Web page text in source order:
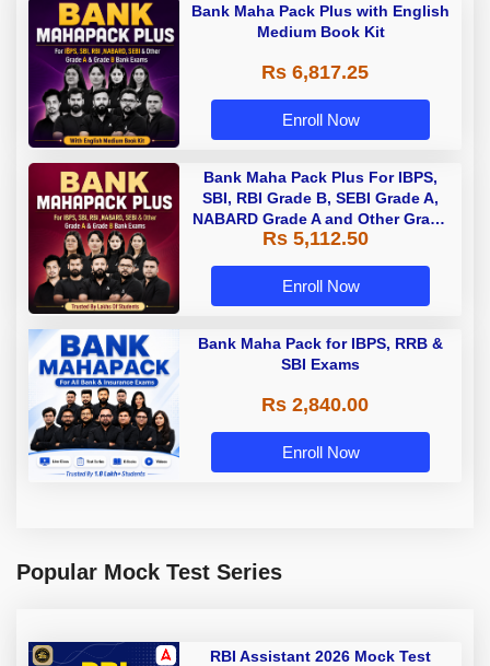
Bank Maha Pack Plus with English
Medium Book Kit
Rs 6,817.25
Enroll Now
Bank Maha Pack Plus For IBPS,
SBI, RBI Grade B, SEBI Grade A,
NABARD Grade A and Other Grade
A & Grade B Bank Exams
Rs 5,112.50
Enroll Now
Bank Maha Pack for IBPS, RRB &
SBI Exams
Rs 2,840.00
Enroll Now
Popular Mock Test Series
RBI Assistant 2026 Mock Test